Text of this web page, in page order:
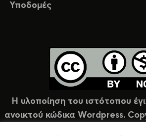
Υποδομές
Η υλοποίηση του ιστότοπου
ανοικτού κώδικα Wordpress.